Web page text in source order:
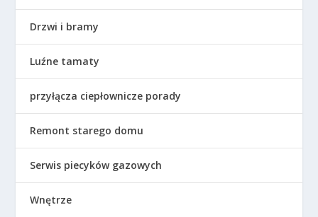
Drzwi i bramy
Luźne tamaty
przyłącza ciepłownicze porady
Remont starego domu
Serwis piecyków gazowych
Wnętrze